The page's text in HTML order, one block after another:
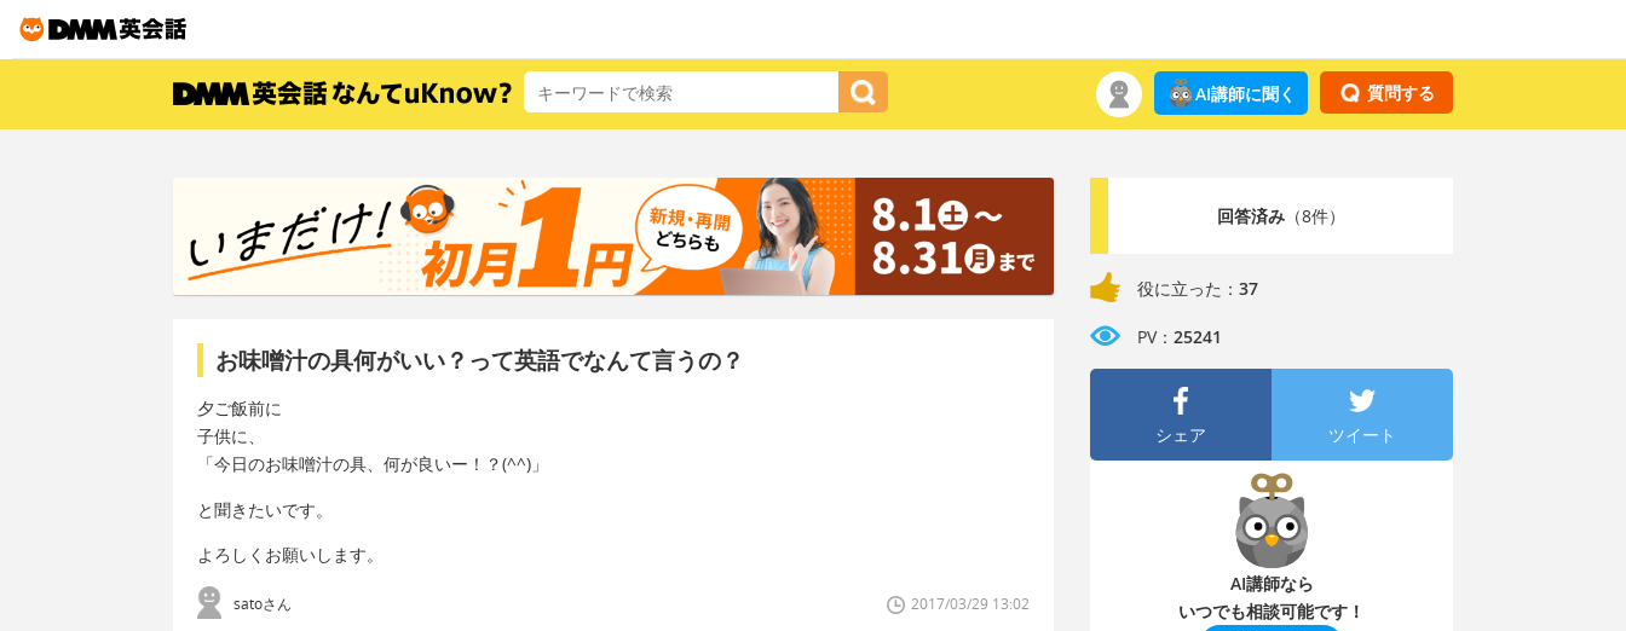
質問する
AI講師に聞く
お味噌汁の具何がいい？って英語でなんて言うの？
夕ご飯前に
子供に、
「今日のお味噌汁の具、何が良いー！？(^^)」
と聞きたいです。
よろしくお願いします。
satoさん 2017/03/29 13:02
回答済み（8件）
役に立った： 37
PV： 25241
シェア ツイート
AI講師なら
いつでも相談可能です！